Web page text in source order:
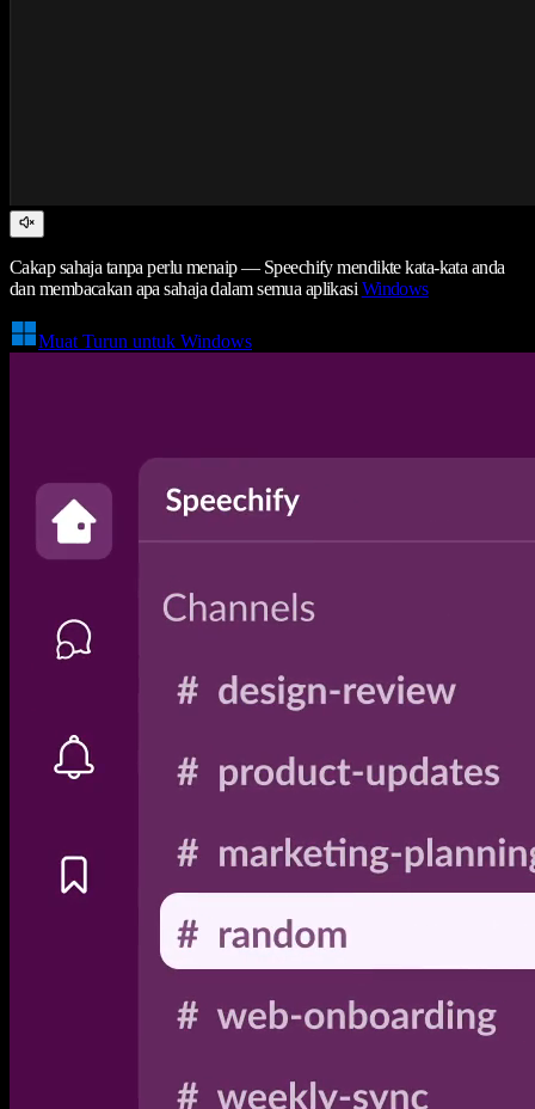
Cakap sahaja tanpa perlu menaip — Speechify mendikte kata-kata anda
dan membacakan apa sahaja dalam semua aplikasi Windows
Muat Turun untuk Windows